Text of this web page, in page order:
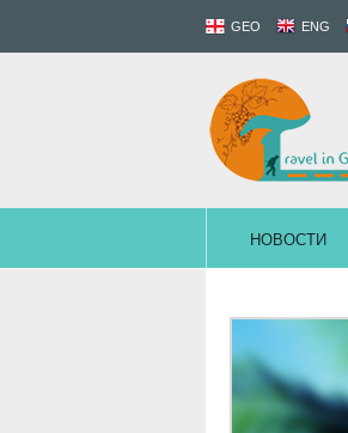
GEO ENG
НОВОСТИ